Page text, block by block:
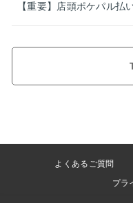
【重要】店頭ポケパル払
よくあるご質問
プラ